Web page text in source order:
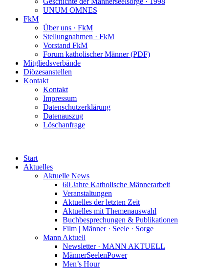
UNUM OMNES
FkM
Über uns · FkM
Stellungnahmen · FkM
Vorstand FkM
Forum katholischer Männer (PDF)
Mitgliedsverbände
Diözesanstellen
Kontakt
Kontakt
Impressum
Datenschutzerklärung
Datenauszug
Löschanfrage
Start
Aktuelles
Aktuelle News
60 Jahre Katholische Männerarbeit
Veranstaltungen
Aktuelles der letzten Zeit
Aktuelles mit Themenauswahl
Buchbesprechungen & Publikationen
Film | Männer · Seele · Sorge
Mann Aktuell
Newsletter · MANN AKTUELL
MännerSeelenPower
Men’s Hour